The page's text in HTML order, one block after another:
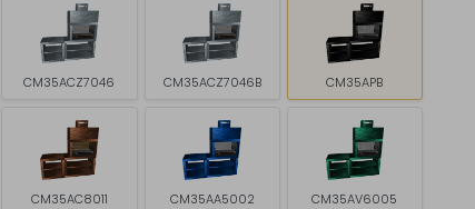
CM35ACZ7046 CM35ACZ7046B CM35APB
CM35AC8011 CM35AA5002 CM35AV6005